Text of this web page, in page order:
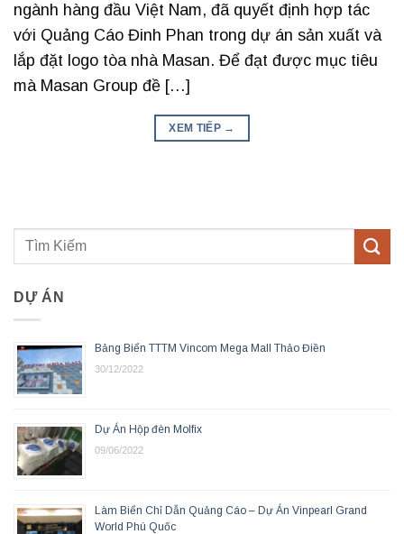
ngành hàng đầu Việt Nam, đã quyết định hợp tác
với Quảng Cáo Đinh Phan trong dự án sản xuất và
lắp đặt logo tòa nhà Masan. Để đạt được mục tiêu
mà Masan Group đề […]
XEM TIẾP →
DỰ ÁN
Bảng Biển TTTM Vincom Mega Mall Thảo Điền
30/12/2022
Dự Án Hộp đèn Molfix
09/06/2022
Làm Biển Chỉ Dẫn Quảng Cáo – Dự Án Vinpearl Grand
World Phú Quốc